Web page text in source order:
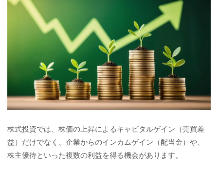
株式投資では、株価の上昇によるキャピタルゲイン（売買差
益）だけでなく、企業からのインカムゲイン（配当金）や、
株主優待といった複数の利益を得る機会があります。